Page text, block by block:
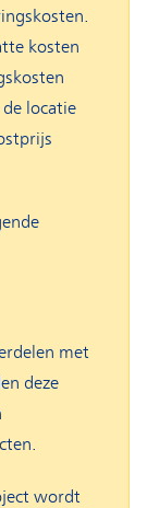
kosten
locatie
met
deze
wordt